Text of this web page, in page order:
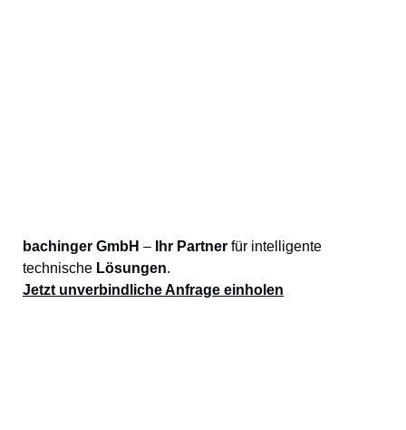
bachinger GmbH – Ihr Partner für intelligente
technische Lösungen.
Jetzt unverbindliche Anfrage einholen